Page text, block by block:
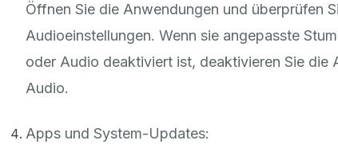
Öffnen Sie die Anwendungen und überprüfen
Audioeinstellungen. Wenn sie angepasste
oder Audio deaktiviert ist, deaktivieren Sie die
Audio.
Apps und System-Updates: